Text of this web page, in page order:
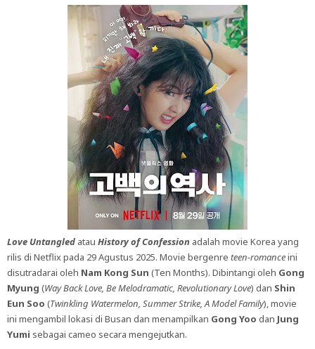
Love Untangled atau History of Confession adalah movie Korea yang
rilis di Netflix pada 29 Agustus 2025. Movie bergenre teen-romanceini
disutradarai oleh Nam Kong Sun (Ten Months). Dibintangi oleh Gong
Myung (Way Back Love, Be Melodramatic, Revolutionary Love) dan Shin
Eun Soo (Twinkling Watermelon, Summer Strike, A Model Family), movie
ini mengambil lokasi di Busan dan menampilkan Gong Yoo dan Jung
Yumi sebagai cameo secara mengejutkan.